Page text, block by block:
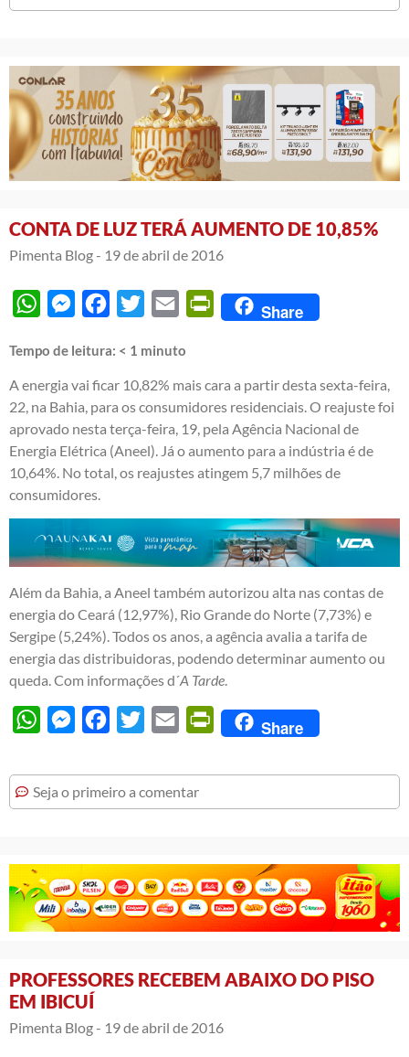
CONTA DE LUZ TERÁ AUMENTO DE 10,85%
Pimenta Blog - 19 de abril de 2016
WhatsAppMessengerFacebook
Twitter Email PrintFriendly
Share
Tempo de leitura: < 1 minuto
A energia vai ficar 10,82% mais cara a partir desta sexta-feira,
22, na Bahia, para os consumidores residenciais. O reajuste foi
aprovado nesta terça-feira, 19, pela Agência Nacional de
Energia Elétrica (Aneel). Já o aumento para a indústria é de
10,64%. No total, os reajustes atingem 5,7 milhões de
consumidores.
Além da Bahia, a Aneel também autorizou alta nas contas de
energia do Ceará (12,97%), Rio Grande do Norte (7,73%) e
Sergipe (5,24%). Todos os anos, a agência avalia a tarifa de
energia das distribuidoras, podendo determinar aumento ou
queda. Com informações d´A Tarde.
WhatsAppMessengerFacebook
Twitter Email PrintFriendly
Share
Seja o primeiro a comentar
PROFESSORES RECEBEM ABAIXO DO PISO
EM IBICUÍ
Pimenta Blog - 19 de abril de 2016